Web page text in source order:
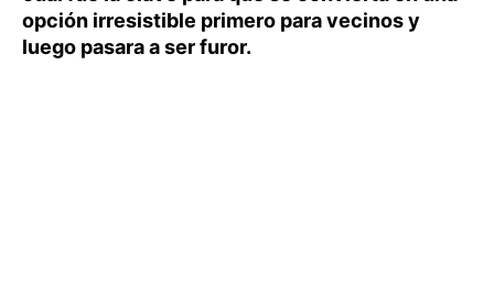
opción irresistible primero para vecinos y
luego pasara a ser furor.